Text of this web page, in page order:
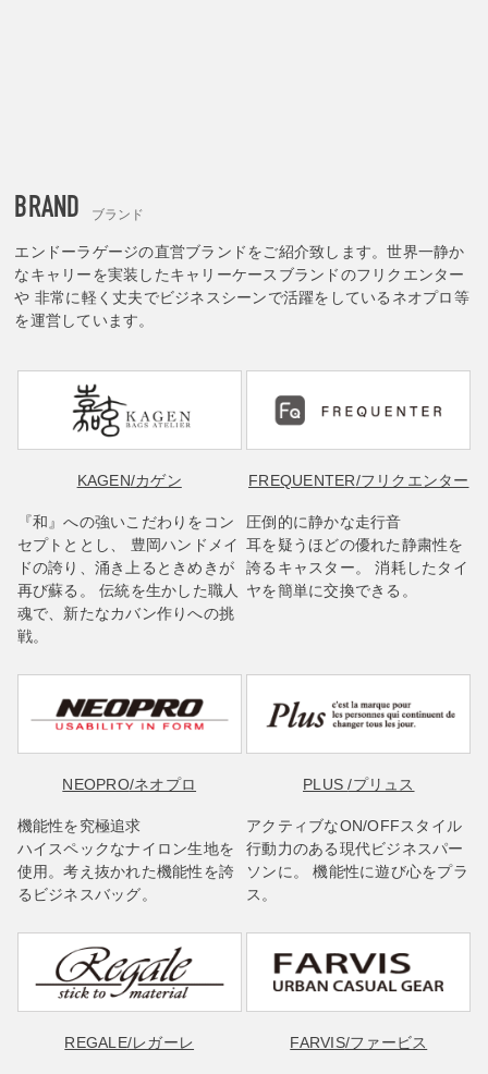
BRAND ブランド
エンドーラゲージの直営ブランドをご紹介致します。世界一静か
なキャリーを実装したキャリーケースブランドのフリクエンター
や 非常に軽く丈夫でビジネスシーンで活躍をしているネオプロ等
を運営しています。
KAGEN/カゲン
『和』への強いこだわりをコン
セプトととし、 豊岡ハンドメイ
ドの誇り、涌き上るときめきが
再び蘇る。 伝統を生かした職人
魂で、新たなカバン作りへの挑
戦。
FREQUENTER/フリクエンター
圧倒的に静かな走行音
耳を疑うほどの優れた静粛性を
誇るキャスター。 消耗したタイ
ヤを簡単に交換できる。
NEOPRO/ネオプロ
機能性を究極追求
ハイスペックなナイロン生地を
使用。考え抜かれた機能性を誇
るビジネスバッグ。
PLUS/プリュス
アクティブなON/OFFスタイル
行動力のある現代ビジネスパー
ソンに。 機能性に遊び心をプラ
ス。
REGALE/レガーレ FARVIS/ファービス